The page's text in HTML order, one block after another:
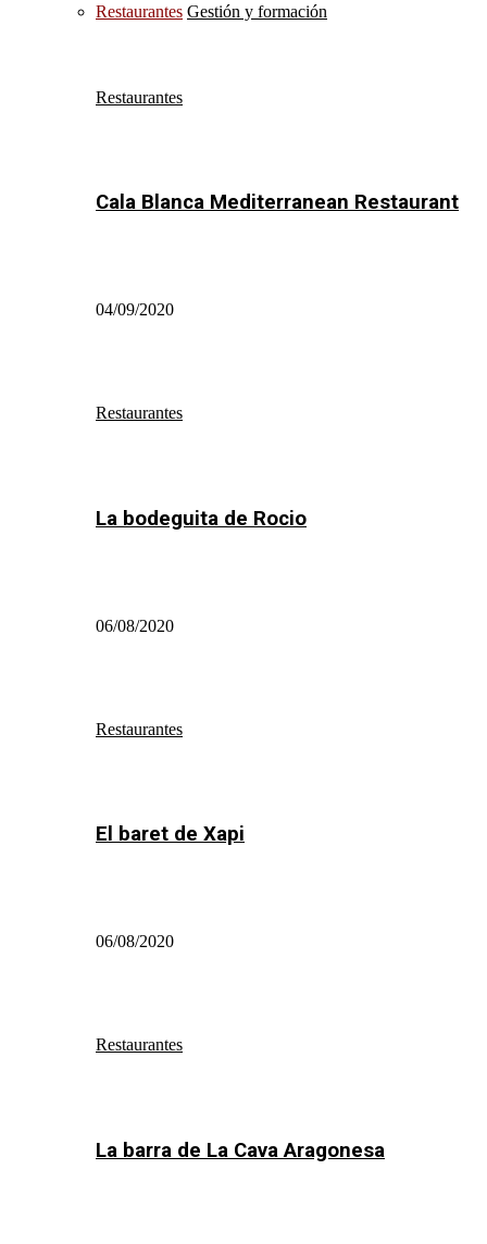
Restaurantes Gestión y formación
Restaurantes
Cala Blanca Mediterranean Restaurant
04/09/2020
Restaurantes
La bodeguita de Rocio
06/08/2020
Restaurantes
El baret de Xapi
06/08/2020
Restaurantes
La barra de La Cava Aragonesa